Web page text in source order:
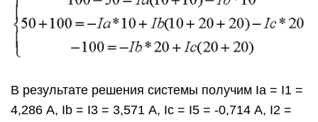
В результате решения системы получим Ia = I1 =
4,286 А, Ib = I3 = 3,571 А, Ic = I5 = -0,714 А, I2 =